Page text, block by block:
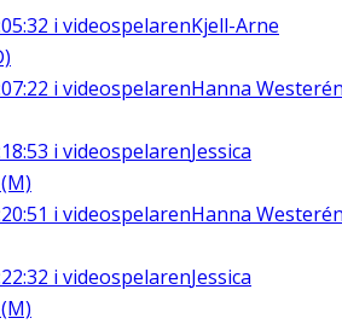
i videospelarenKjell-Arne
i videospelarenHanna
i videospelarenJessica
i videospelarenHanna
i videospelarenJessica